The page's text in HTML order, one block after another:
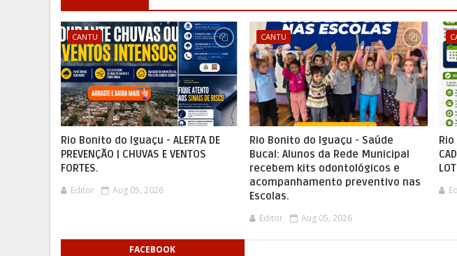
CANTU
Rio Bonito do Iguaçu - ALERTA DE
PREVENÇÃO | CHUVAS E VENTOS
FORTES.
Editor Aug 05, 2026
CANTU
Rio Bonito do Iguaçu - Saúde
Bucal: Alunos da Rede Municipal
recebem kits odontológicos e
acompanhamento preventivo nas
Escolas.
Editor Aug 05, 2026
FACEBOOK